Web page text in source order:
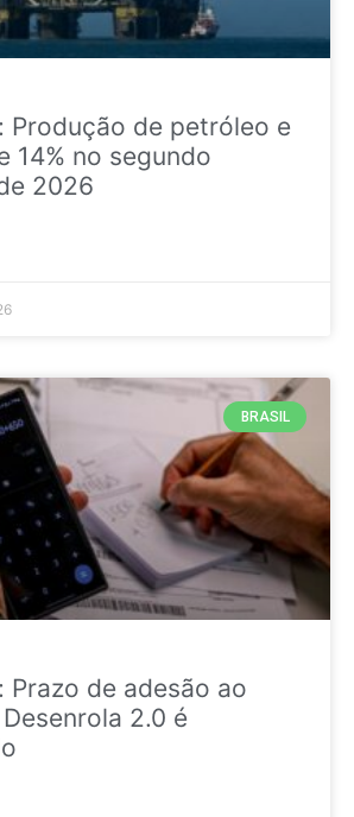
Produção de petróleo e
14% no segundo
2026
BRASIL
Prazo de adesão ao
2.0 é